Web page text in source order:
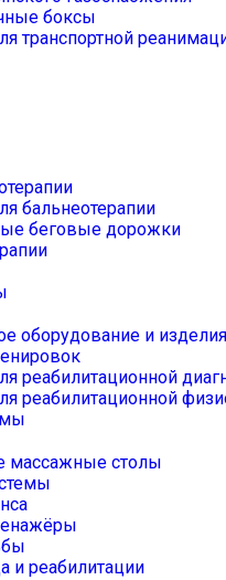
боксы
транспортной
бальнеотерапии
беговые дорожки
оборудование и изделия
реабилитационной
реабилитационной
массажные столы
и реабилитации